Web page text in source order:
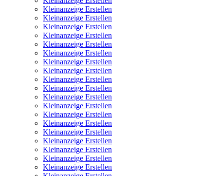
Kleinanzeige Erstellen
Kleinanzeige Erstellen
Kleinanzeige Erstellen
Kleinanzeige Erstellen
Kleinanzeige Erstellen
Kleinanzeige Erstellen
Kleinanzeige Erstellen
Kleinanzeige Erstellen
Kleinanzeige Erstellen
Kleinanzeige Erstellen
Kleinanzeige Erstellen
Kleinanzeige Erstellen
Kleinanzeige Erstellen
Kleinanzeige Erstellen
Kleinanzeige Erstellen
Kleinanzeige Erstellen
Kleinanzeige Erstellen
Kleinanzeige Erstellen
Kleinanzeige Erstellen